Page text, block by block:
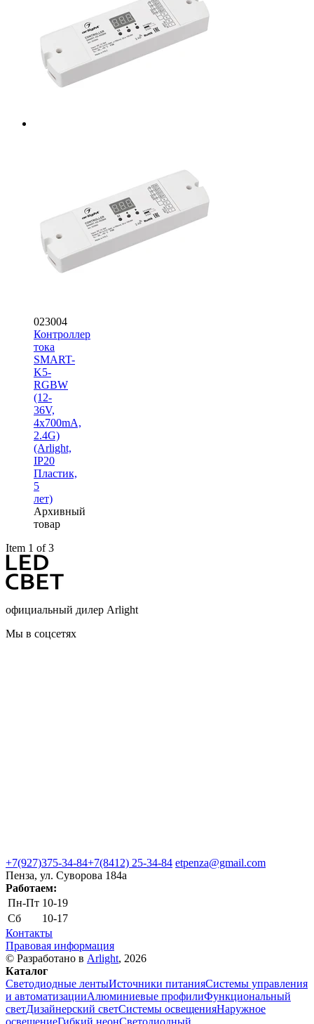
023004
Контроллер
тока
SMART-
K5-
RGBW
(12-
36V,
4x700mA,
2.4G)
(Arlight,
IP20
Пластик,
5
лет)
Архивный
товар
Item 1 of 3
официальный дилер Arlight
Мы в соцсетях
+7(927)375-34-84+7(8412) 25-34-84 etpenza@gmail.com
Пенза, ул. Cуворова 184а
Работаем:
Пн-Пт 10-19
Сб
10-17
Контакты
Правовая информация
© Разработано в Arlight, 2026
Каталог
Светодиодные лентыИсточники питанияСистемы управления
и автоматизацииАлюминиевые профилиФункциональный
светДизайнерский светСистемы освещенияНаружное
освещениеГибкий неонСветодиодный